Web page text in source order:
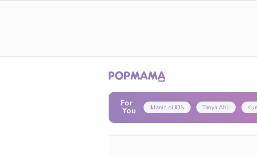
For
You Iklanin di IDN Tanya Ahli